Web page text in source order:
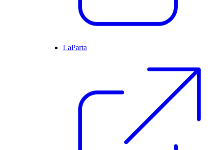
LaParta